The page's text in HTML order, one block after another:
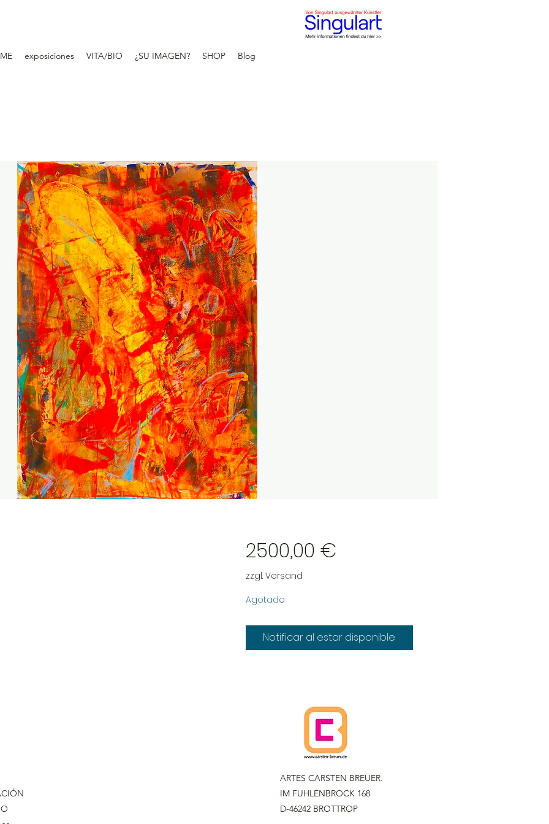
exposiciones VITA/BIO ¿SU IMAGEN? SHOP Blog
2500,00 €Precio
zzgl. Versand
Agotado
Notificar al estar disponible
ARTES CARSTEN BREUER.
IM FUHLENBROCK 168
D-46242 BROTTROP